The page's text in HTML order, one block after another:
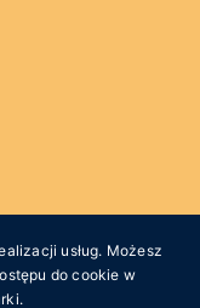
usług. Możesz
do cookie w